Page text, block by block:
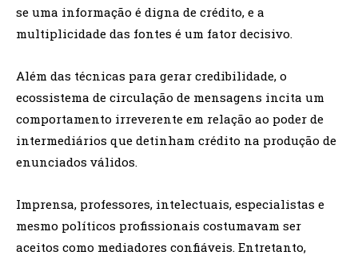
se uma informação é digna de crédito, e a
multiplicidade das fontes é um fator decisivo.
Além das técnicas para gerar credibilidade, o
ecossistema de circulação de mensagens incita um
comportamento irreverente em relação ao poder de
intermediários que detinham crédito na produção de
enunciados válidos.
Imprensa, professores, intelectuais, especialistas e
mesmo políticos profissionais costumavam ser
aceitos como mediadores confiáveis. Entretanto,